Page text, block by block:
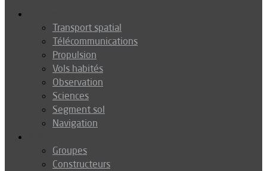
Transport spatial
Télécommunications
Propulsion
Vols habités
Observation
Sciences
Segment sol
Navigation
Groupes
Constructeurs